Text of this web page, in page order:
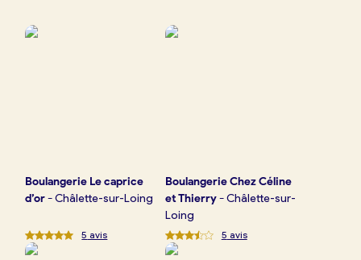
Boulangerie Le caprice
d’or-Châlette-sur-Loing
5 avis
BoulangerieChez Céline
et Thierry-Châlette-sur-
Loing
5 avis